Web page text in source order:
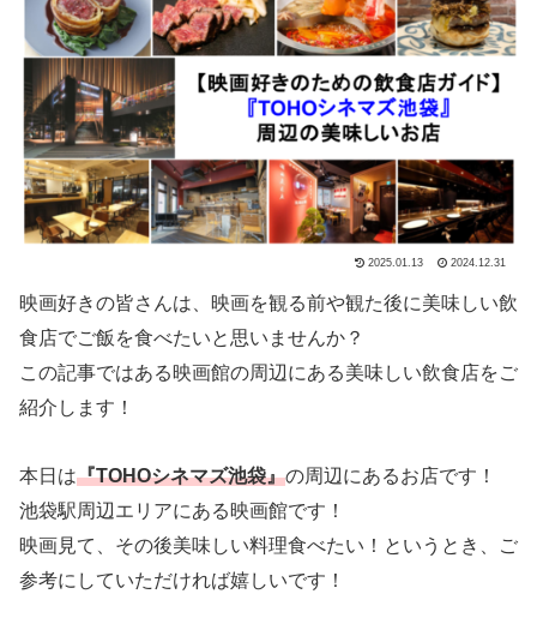
2025.01.13 2024.12.31
映画好きの皆さんは、映画を観る前や観た後に美味しい飲
食店でご飯を食べたいと思いませんか？
この記事ではある映画館の周辺にある美味しい飲食店をご
紹介します！
本日は『TOHOシネマズ池袋』の周辺にあるお店です！
池袋駅周辺エリアにある映画館です！
映画見て、その後美味しい料理食べたい！というとき、ご
参考にしていただければ嬉しいです！